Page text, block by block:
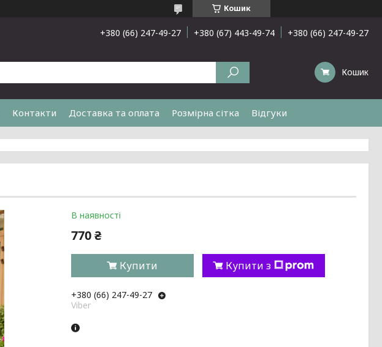
Кошик
+380 (66) 247-49-27 +380 (67) 443-49-74 +380 (66) 247-49-27
Кошик
Контакти Доставка та оплата Розмірна сітка Відгуки
В наявності
770 ₴
Купити Купити з
+380 (66) 247-49-27
Viber